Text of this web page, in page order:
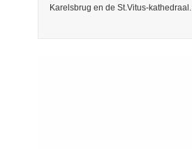
Karelsbrug en de St.Vitus-kathedraal.